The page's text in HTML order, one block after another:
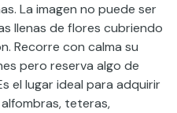
La imagen no puede ser
llenas de flores cubriendo
Recorre con calma su
pero reserva algo de
el lugar ideal para adquirir
teteras,